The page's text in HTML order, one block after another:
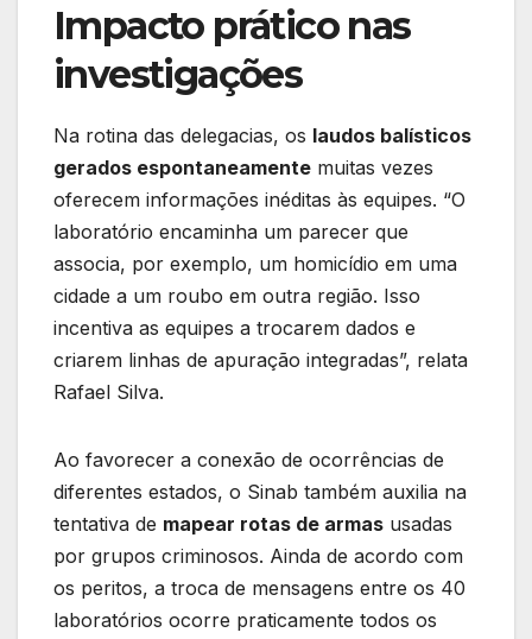
Impacto prático nas
investigações
Na rotina das delegacias, os laudos balísticos
gerados espontaneamente muitas vezes
oferecem informações inéditas às equipes. “O
laboratório encaminha um parecer que
associa, por exemplo, um homicídio em uma
cidade a um roubo em outra região. Isso
incentiva as equipes a trocarem dados e
criarem linhas de apuração integradas”, relata
Rafael Silva.
Ao favorecer a conexão de ocorrências de
diferentes estados, o Sinab também auxilia na
tentativa de mapear rotas de armas usadas
por grupos criminosos. Ainda de acordo com
os peritos, a troca de mensagens entre os 40
laboratórios ocorre praticamente todos os